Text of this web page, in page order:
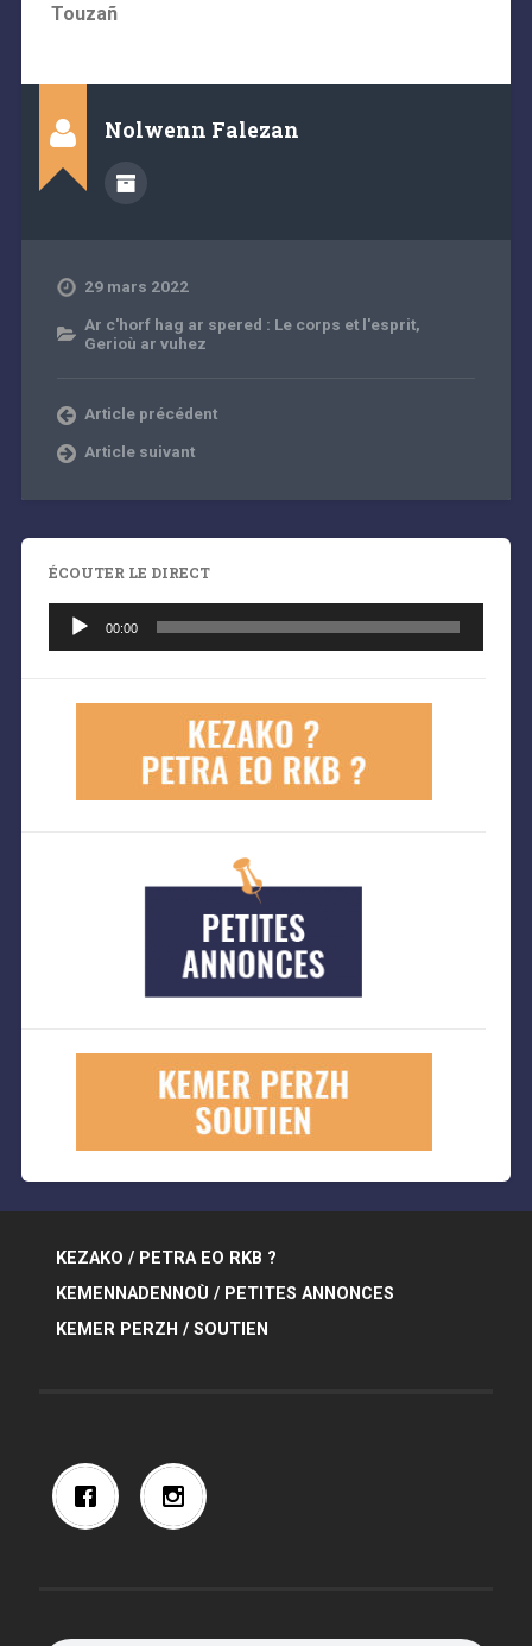
Touzañ
Nolwenn Falezan
29 mars 2022
Ar c'horf hag ar spered : Le corps et l'esprit,
Gerioù ar vuhez
Article précédent
Article suivant
ÉCOUTER LE DIRECT
audio
00:00
KEZAKO / PETRA EO RKB ?
KEMENNADENNOÙ / PETITES ANNONCES
KEMER PERZH / SOUTIEN